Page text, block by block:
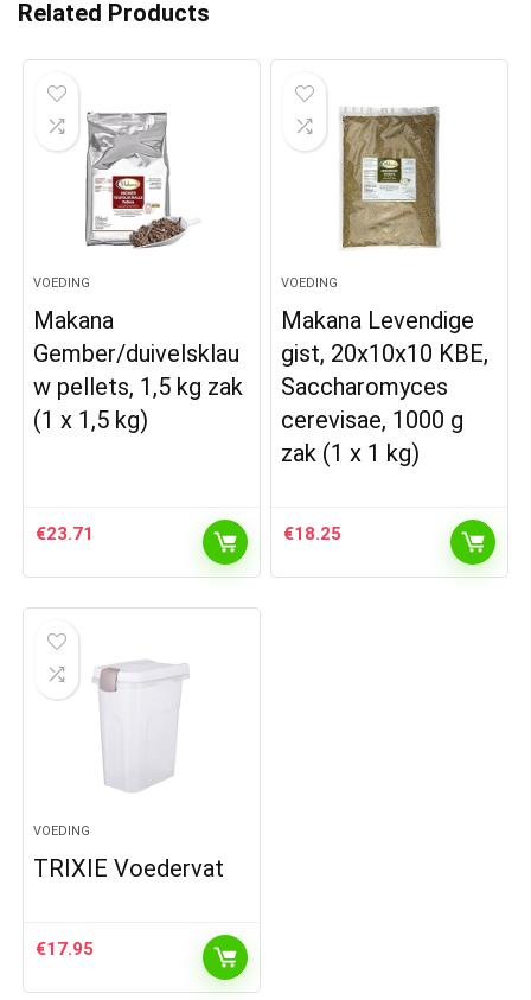
Related Products
VOEDING
Makana
Gember/duivelsklau
w pellets, 1,5 kg zak
(1 x 1,5 kg)
€23.71
VOEDING
Makana Levendige
gist, 20x10x10 KBE,
Saccharomyces
cerevisae, 1000 g
zak (1 x 1 kg)
€18.25
VOEDING
TRIXIE Voedervat
€17.95